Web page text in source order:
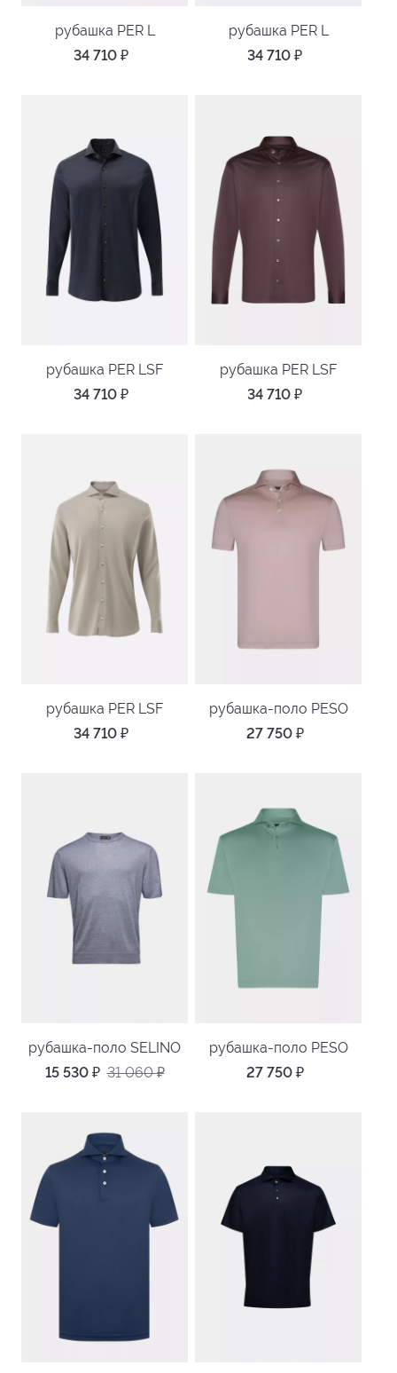
рубашка PER L
34 710 ₽
рубашка PER L
34 710 ₽
рубашка PER LSF
34 710 ₽
рубашка PER LSF
34 710 ₽
рубашка PER LSF
34 710 ₽
рубашка-поло PESO
27 750 ₽
рубашка-поло SELINO
15 530 ₽ 31 060₽
рубашка-поло PESO
27 750 ₽